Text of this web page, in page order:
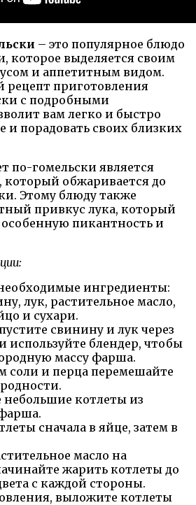
– это популярное блюдо
которое выделяется своим
и аппетитным видом.
рецепт приготовления
с подробными
вам легко и быстро
и порадовать своих близких
по-гомельски является
обжаривается до
Этому блюду также
привкус лука, который
пикантность и
ингредиенты:
лук, растительное масло,
и сухари.
свинину и лук через
используйте блендер, чтобы
массу фарша.
соли и перца перемешайте
котлеты из
сначала в яйце, затем в
масло на
жарить котлеты до
с каждой стороны.
выложите котлеты